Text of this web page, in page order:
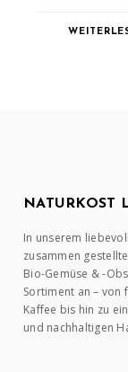
NATURKOST
In unserem
zusammen
Bio-Gemüse & -
Sortiment an –
Kaffee bis hin zu
und nachhaltigen